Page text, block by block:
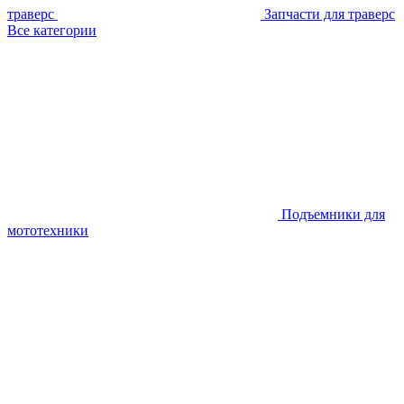
траверс
Запчасти для траверс
Все категории
Подъемники для
мототехники